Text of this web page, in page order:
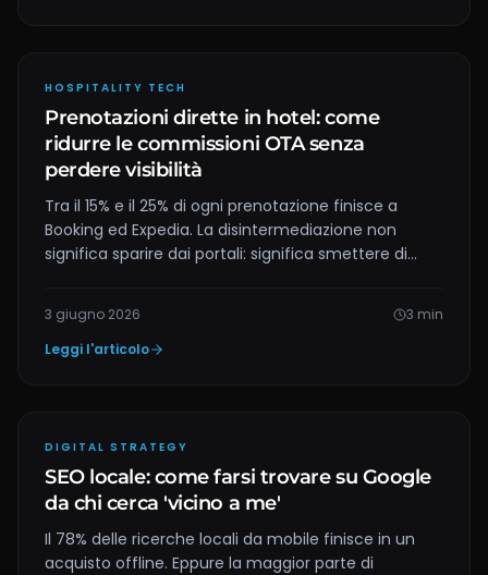
HOSPITALITY TECH
Prenotazioni dirette in hotel: come
ridurre le commissioni OTA senza
perdere visibilità
Tra il 15% e il 25% di ogni prenotazione finisce a
Booking ed Expedia. La disintermediazione non
significa sparire dai portali: significa smettere di
3 giugno 2026 3 min
Leggi l'articolo
DIGITAL STRATEGY
SEO locale: come farsi trovare su Google
da chi cerca 'vicino a me'
Il 78% delle ricerche locali da mobile finisce in un
acquisto offline. Eppure la maggior parte di